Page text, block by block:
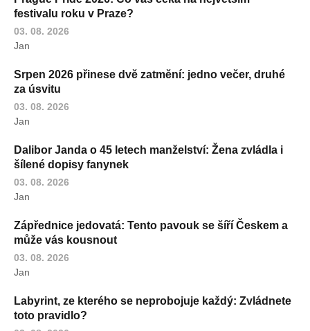
festivalu roku v Praze?
03. 08. 2026
Jan
Srpen 2026 přinese dvě zatmění: jedno večer, druhé
za úsvitu
03. 08. 2026
Jan
Dalibor Janda o 45 letech manželství: Žena zvládla i
šílené dopisy fanynek
03. 08. 2026
Jan
Zápřednice jedovatá: Tento pavouk se šíří Českem a
může vás kousnout
03. 08. 2026
Jan
Labyrint, ze kterého se neprobojuje každý: Zvládnete
toto pravidlo?